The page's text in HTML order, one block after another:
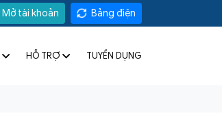
Mở tài khoản Bảng điện
HỖ TRỢ TUYỂN DỤNG